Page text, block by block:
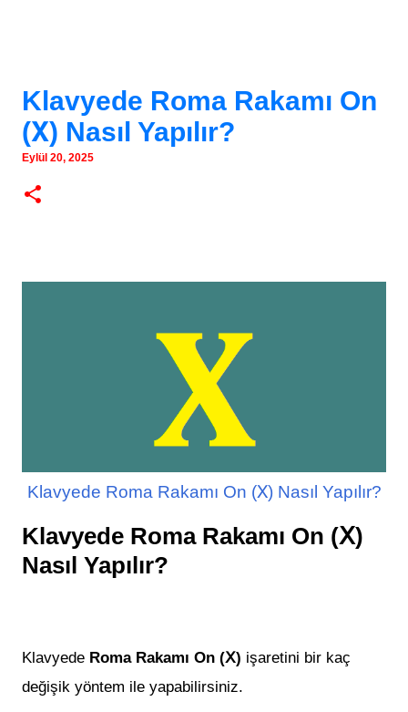
Klavyede Roma Rakamı On
(Ⅹ) Nasıl Yapılır?
Eylül 20, 2025
Klavyede Roma Rakamı On (Ⅹ) Nasıl Yapılır?
Klavyede Roma Rakamı On (Ⅹ)
Nasıl Yapılır?
Klavyede Roma Rakamı On (Ⅹ) işaretini bir kaç
değişik yöntem ile yapabilirsiniz.